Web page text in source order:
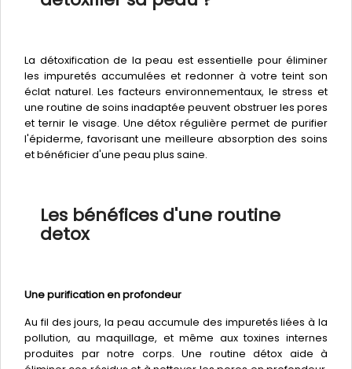
La détoxification de la peau est essentielle pour éliminer
les impuretés accumulées et redonner à votre teint son
éclat naturel. Les facteurs environnementaux, le stress et
une routine de soins inadaptée peuvent obstruer les pores
et ternir le visage. Une détox régulière permet de purifier
l'épiderme, favorisant une meilleure absorption des soins
et bénéficier d'une peau plus saine.
Les bénéfices d'une routine
detox
Une purification en profondeur
Au fil des jours, la peau accumule des impuretés liées à la
pollution, au maquillage, et même aux toxines internes
produites par notre corps. Une routine détox aide à